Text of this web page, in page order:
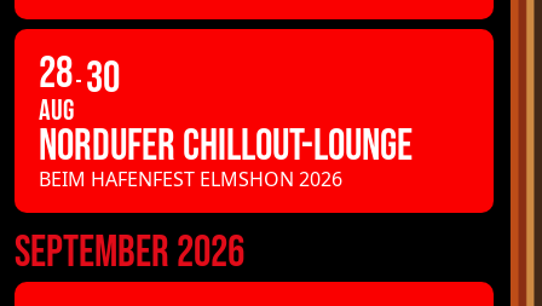
28
AUG
30
NORDUFER CHILLOUT-LOUNGE
BEIM HAFENFEST ELMSHON 2026
SEPTEMBER 2026